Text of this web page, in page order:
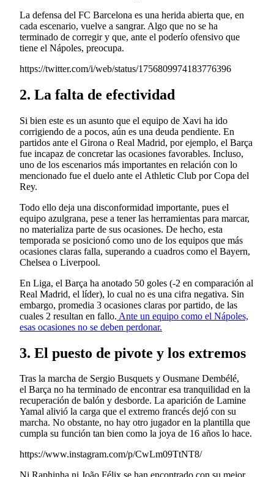
La defensa del FC Barcelona es una herida abierta que, en
cada escenario, vuelve a sangrar. Algo que no se ha
terminado de corregir y que, ante el poderío ofensivo que
tiene el Nápoles, preocupa.
https://twitter.com/i/web/status/1756809974183776396
2. La falta de efectividad
Si bien este es un asunto que el equipo de Xavi ha ido
corrigiendo de a pocos, aún es una deuda pendiente. En
partidos ante el Girona o Real Madrid, por ejemplo, el Barça
fue incapaz de concretar las ocasiones favorables. Incluso,
uno de los escenarios más importantes en relación con lo
mencionado fue el duelo ante el Athletic Club por Copa del
Rey.
Todo ello deja una disconformidad importante, pues el
equipo azulgrana, pese a tener las herramientas para marcar,
no materializa parte de sus ocasiones. De hecho, esta
temporada se posicionó como uno de los equipos que más
ocasiones claras falla, superando a cuadros como el Bayern,
Chelsea o Liverpool.
En Liga, el Barça ha anotado 50 goles (-2 en comparación al
Real Madrid, el líder), lo cual no es una cifra negativa. Sin
embargo, promedia 3 ocasiones claras por partido, de las
cuales 2 resultan en fallo. Ante un equipo como el Nápoles,
esas ocasiones no se deben perdonar.
3. El puesto de pivote y los extremos
Tras la marcha de Sergio Busquets y Ousmane Dembélé,
el Barça no ha terminado de encontrar esa tranquilidad en la
recuperación de balón y desborde. La aparición de Lamine
Yamal alivió la carga que el extremo francés dejó con su
marcha. No obstante, no hay otro jugador en la plantilla que
cumpla su función tan bien como la joya de 16 años lo hace.
https://www.instagram.com/p/CwLm09TtNT8/